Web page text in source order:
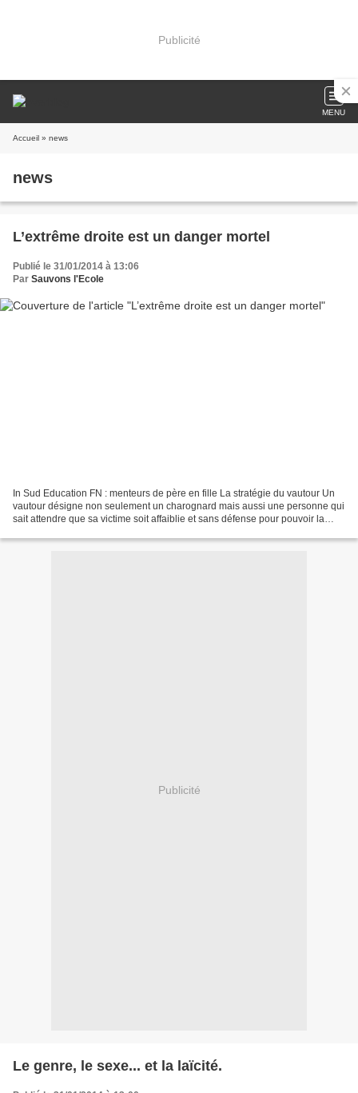
Publicité
MENU
Accueil » news
news
L’extrême droite est un danger mortel
Publié le 31/01/2014 à 13:06
Par Sauvons l'Ecole
In Sud Education FN : menteurs de père en fille La stratégie du vautour Un
vautour désigne non seulement un charognard mais aussi une personne qui
sait attendre que sa victime soit affaiblie et sans défense pour pouvoir la
Publicité
Le genre, le sexe... et la laïcité.